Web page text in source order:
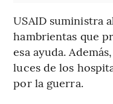
USAID suministra
hambrientas que
esa ayuda.
luces de los
por la guerra.